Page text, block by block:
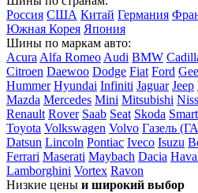
Rolls-Royce
Rover
Saab
Saturn
Scion
Seat
Skoda
Россия США Китай Германия
Южная Корея Япония
Шины по маркам авто:
Acura Alfa Romeo Audi BMW
Citroen Daewoo Dodge Fiat Ford
Hummer Hyundai Infiniti Jaguar Jeep
Mazda Mercedes Mini Mitsubishi
Renault Rover Saab Seat Skoda Smart
Toyota Volkswagen Volvo Газель
Datsun Lincoln Pontiac Iveco Isuzu
Ferrari Maserati Maybach Dacia
Lamborghini Vortex Ravon
Низкие цены и широкий выбор